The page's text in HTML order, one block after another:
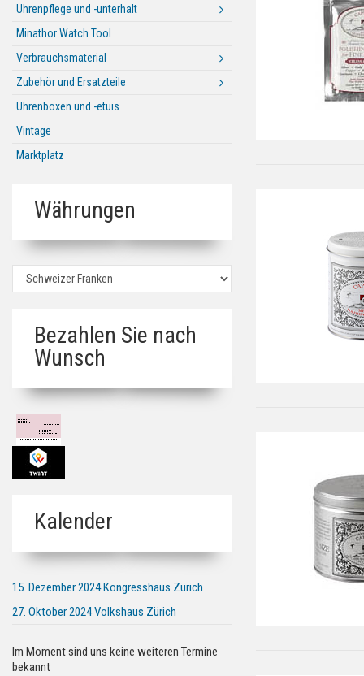
Uhrenpflege und -unterhalt
Minathor Watch Tool
Verbrauchsmaterial
Zubehör und Ersatzteile
Uhrenboxen und -etuis
Vintage
Marktplatz
Währungen
Bezahlen Sie nach
Wunsch
Kalender
15. Dezember 2024 Kongresshaus Zürich
27. Oktober 2024 Volkshaus Zürich
Im Moment sind uns keine weiteren Termine
bekannt